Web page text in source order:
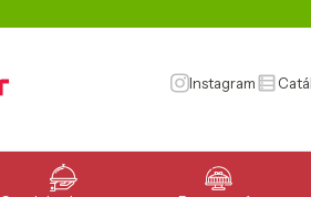
Instagram